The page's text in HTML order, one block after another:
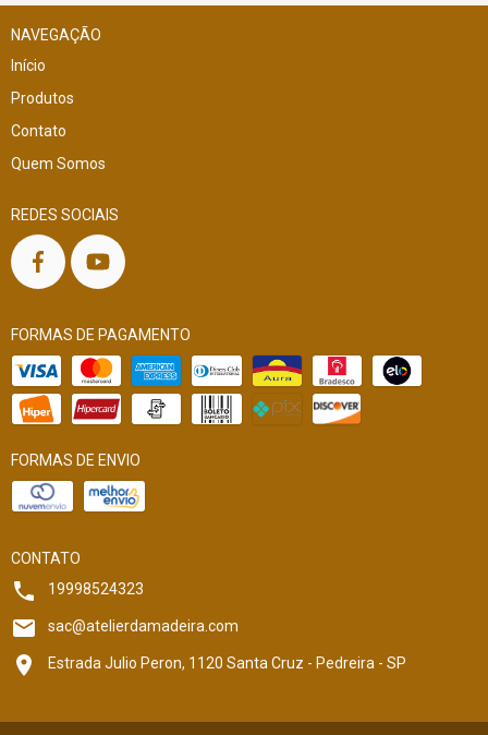
NAVEGAÇÃO
Início
Produtos
Contato
Quem Somos
REDES SOCIAIS
FORMAS DE PAGAMENTO
FORMAS DE ENVIO
CONTATO
19998524323
sac@atelierdamadeira.com
Estrada Julio Peron, 1120 Santa Cruz - Pedreira - SP